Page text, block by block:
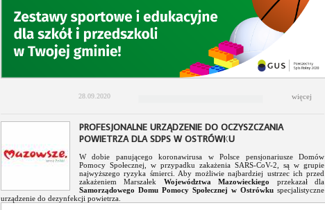
28.09.2020 więcej
PROFESJONALNE URZĄDZENIE DO OCZYSZCZANIA
POWIETRZA DLA SDPS W OSTRÓWKU
W dobie panującego koronawirusa w Polsce pensjonariusze Domów
Pomocy Społecznej, w przypadku zakażenia SARS-CoV-2, są w grupie
najwyższego ryzyka śmierci. Aby możliwie najbardziej ustrzec ich przed
zakażeniem Marszałek Województwa Mazowieckiego
przekazał dla
Samorządowego Domu Pomocy Społecznej w Ostrówku specjalistyczne
urządzenie do dezynfekcji powietrza.